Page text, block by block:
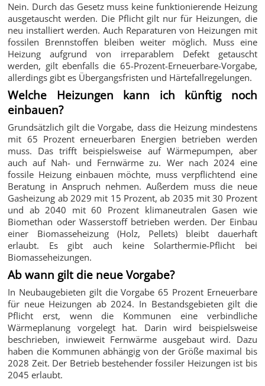
Nein. Durch das Gesetz muss keine funktionierende Heizung
ausgetauscht werden. Die Pflicht gilt nur für Heizungen, die
neu installiert werden. Auch Reparaturen von Heizungen mit
fossilen Brennstoffen bleiben weiter möglich. Muss eine
Heizung aufgrund von irreparablem Defekt getauscht
werden, gilt ebenfalls die 65-Prozent-Erneuerbare-Vorgabe,
allerdings gibt es Übergangsfristen und Härtefallregelungen.
Welche Heizungen kann ich künftig noch
einbauen?
Grundsätzlich gilt die Vorgabe, dass die Heizung mindestens
mit 65 Prozent erneuerbaren Energien betrieben werden
muss. Das trifft beispielsweise auf Wärmepumpen, aber
auch auf Nah- und Fernwärme zu. Wer nach 2024 eine
fossile Heizung einbauen möchte, muss verpflichtend eine
Beratung in Anspruch nehmen. Außerdem muss die neue
Gasheizung ab 2029 mit 15 Prozent, ab 2035 mit 30 Prozent
und ab 2040 mit 60 Prozent klimaneutralen Gasen wie
Biomethan oder Wasserstoff betrieben werden. Der Einbau
einer Biomasseheizung (Holz, Pellets) bleibt dauerhaft
erlaubt. Es gibt auch keine Solarthermie-Pflicht bei
Biomasseheizungen.
Ab wann gilt die neue Vorgabe?
In Neubaugebieten gilt die Vorgabe 65 Prozent Erneuerbare
für neue Heizungen ab 2024. In Bestandsgebieten gilt die
Pflicht erst, wenn die Kommunen eine verbindliche
Wärmeplanung vorgelegt hat. Darin wird beispielsweise
beschrieben, inwieweit Fernwärme ausgebaut wird. Dazu
haben die Kommunen abhängig von der Größe maximal bis
2028 Zeit. Der Betrieb bestehender fossiler Heizungen ist bis
2045 erlaubt.